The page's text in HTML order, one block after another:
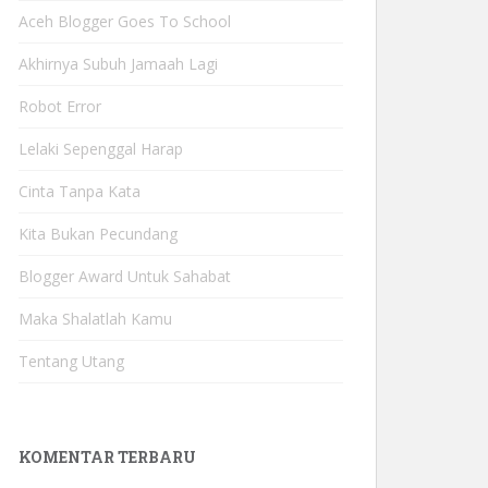
Aceh Blogger Goes To School
Akhirnya Subuh Jamaah Lagi
Robot Error
Lelaki Sepenggal Harap
Cinta Tanpa Kata
Kita Bukan Pecundang
Blogger Award Untuk Sahabat
Maka Shalatlah Kamu
Tentang Utang
KOMENTAR TERBARU